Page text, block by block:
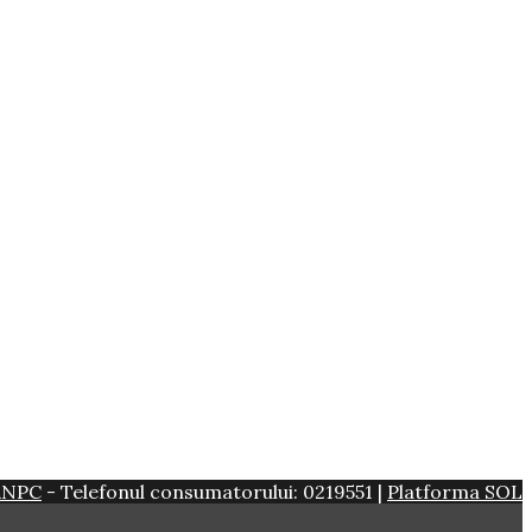
- Telefonul consumatorului: 0219551 | Platforma SOL